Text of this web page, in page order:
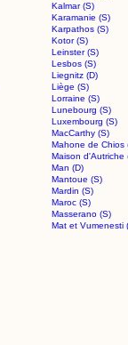
Kalmar (S)
Karamanie (S)
Karpathos (S)
Kotor (S)
Leinster (S)
Lesbos (S)
Liegnitz (D)
Liège (S)
Lorraine (S)
Lunebourg (S)
Luxembourg (S)
MacCarthy (S)
Mahone de Chios
Maison d'Autriche
Man (D)
Mantoue (S)
Mardin (S)
Maroc (S)
Masserano (S)
Mat et Vumenesti